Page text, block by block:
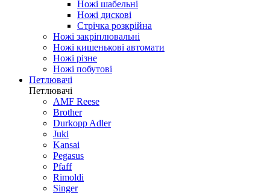
Ножі шабельні
Ножі дискові
Стрічка розкрійна
Ножі закріплювальні
Ножі кишенькові автомати
Ножі різне
Ножі побутові
Петлювачі
Петлювачі
AMF Reese
Brother
Durkopp Adler
Juki
Kansai
Pegasus
Pfaff
Rimoldi
Singer